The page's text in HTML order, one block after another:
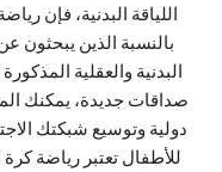
اللياقة البدنية، فإن
بالنسبة الذين يبحثون عن
البدنية والعقلية
صداقات جديدة، يمكنك
دولية وتوسيع شبكتك
للأطفال تعتبر رياضة